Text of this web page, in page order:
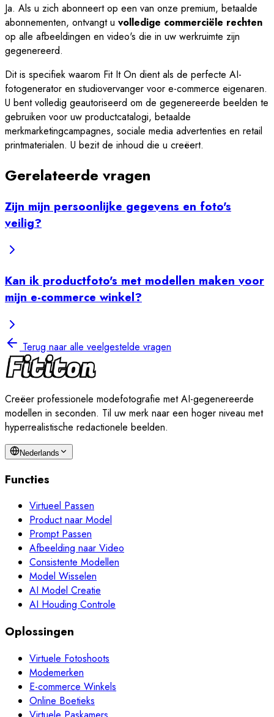
Ja. Als u zich abonneert op een van onze premium, betaalde
abonnementen, ontvangt u volledige commerciële rechten
op alle afbeeldingen en video's die in uw werkruimte zijn
gegenereerd.
Dit is specifiek waarom Fit It On dient als de perfecte AI-
fotogenerator en studiovervanger voor e-commerce eigenaren.
U bent volledig geautoriseerd om de gegenereerde beelden te
gebruiken voor uw productcatalogi, betaalde
merkmarketingcampagnes, sociale media advertenties en retail
printmaterialen. U bezit de inhoud die u creëert.
Gerelateerde vragen
Zijn mijn persoonlijke gegevens en foto's
veilig?
Kan ik productfoto's met modellen maken voor
mijn e-commerce winkel?
Terug naar alle veelgestelde vragen
Creëer professionele modefotografie met AI-gegenereerde
modellen in seconden. Til uw merk naar een hoger niveau met
hyperrealistische redactionele beelden.
Nederlands
Functies
Virtueel Passen
Product naar Model
Prompt Passen
Afbeelding naar Video
Consistente Modellen
Model Wisselen
AI Model Creatie
AI Houding Controle
Oplossingen
Virtuele Fotoshoots
Modemerken
E-commerce Winkels
Online Boetieks